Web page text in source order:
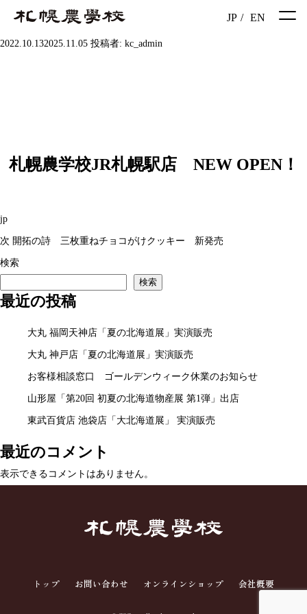
JP / EN
投
2022.10.132025.11.05 投稿者: kc_admin
札幌農学校JR札幌駅店 NEW OPEN！
カ
テ
ゴ
ー
jp
投
稿
ビ
次
の
稿
次 開拓の詩 三枚重ねチョコがけクッキー 新発売
検索
検索
最近の投稿
大丸 福岡天神店「夏の北海道展」実演販売
大丸 神戸店「夏の北海道展」実演販売
お客様相談窓口 ゴールデンウィーク休業のお知らせ
山形屋「第20回 初夏の北海道物産展 第1弾」出店
東武百貨店 池袋店「大北海道展」 実演販売
最近のコメント
表示できるコメントはありません。
トップ お問い合わせ オンラインショップ 会社概要